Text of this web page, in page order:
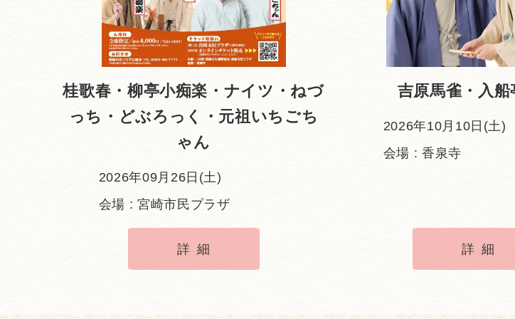
桂歌春・柳亭小痴楽・ナイツ・ねづ
っち・どぶろっく・元祖いちごち
ゃん
2026年09月26日(土)
会場 : 宮崎市民プラザ
詳細
吉原馬雀・入船
2026年10月10日(土)
会場 : 香泉寺
詳細